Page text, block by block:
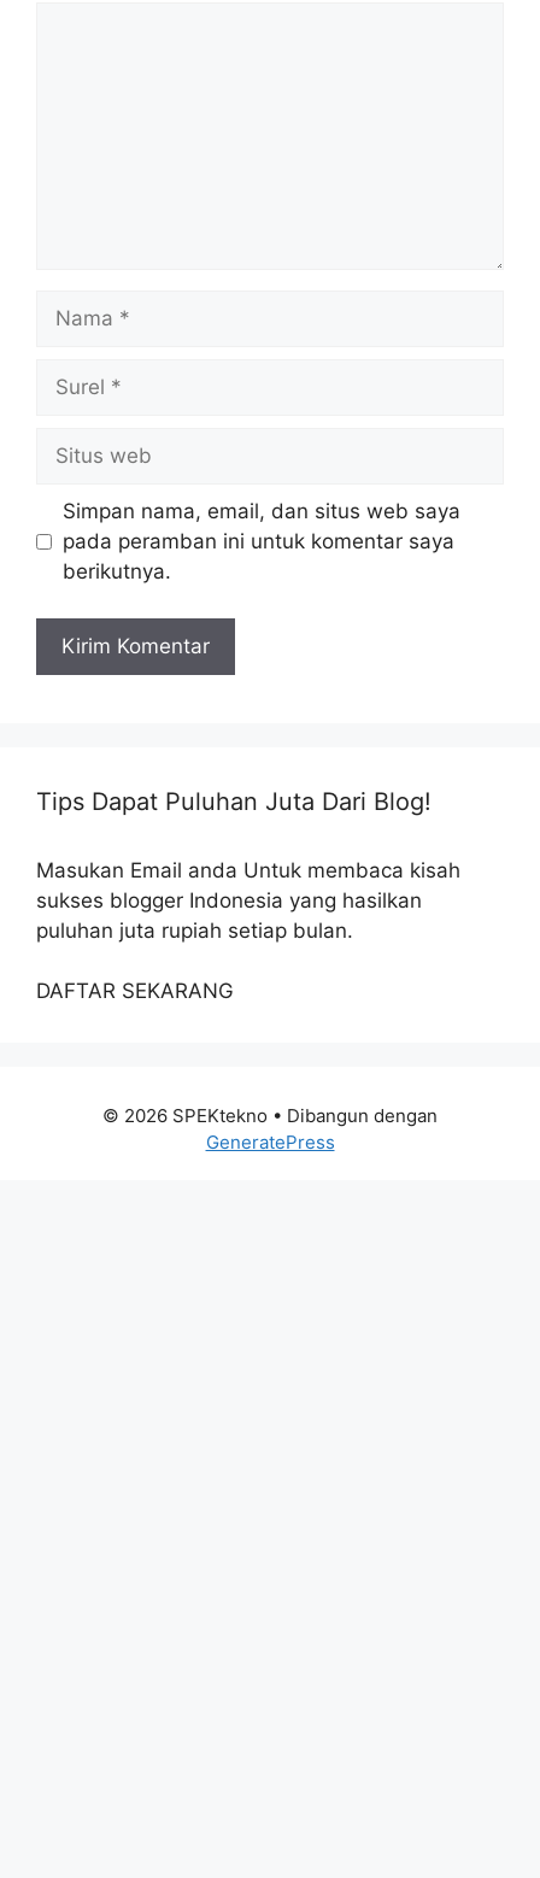
Nama
Surel
Situs
web
Simpan nama, email, dan situs web saya
pada peramban ini untuk komentar saya
berikutnya.
Tips Dapat Puluhan Juta Dari Blog!
Masukan Email anda Untuk membaca kisah
sukses blogger Indonesia yang hasilkan
puluhan juta rupiah setiap bulan.
DAFTAR SEKARANG
© 2026 SPEKtekno • Dibangun dengan
GeneratePress